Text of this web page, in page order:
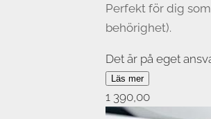
Perfekt för dig
behörighet).
Det är på eget
Vi återbetalar inga
bilen accepteras.
Läs mer
1 390,00